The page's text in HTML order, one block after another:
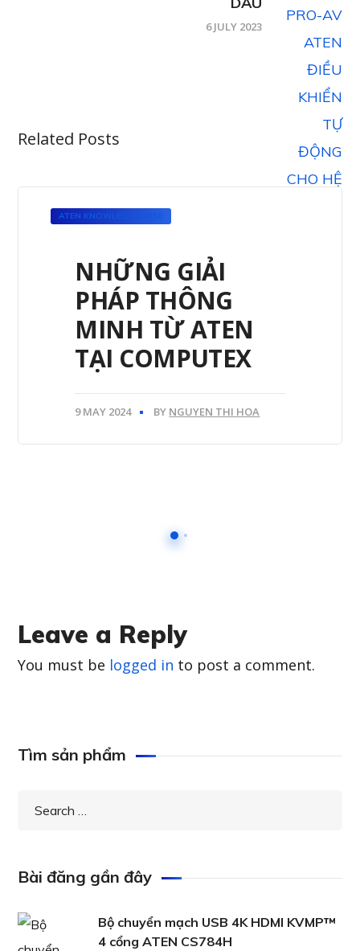
6 JULY 2023
Related Posts
ATEN KNOWLEDGE BASE
NHỮNG GIẢI
PHÁP THÔNG
MINH TỪ ATEN
TẠI COMPUTEX
9 MAY 2024 BY NGUYEN THI HOA
Leave a Reply
You must be logged in to post a comment.
Tìm sản phẩm
Bài đăng gần đây
Bộ chuyển mạch USB 4K HDMI KVMP™
4 cổng ATEN CS784H